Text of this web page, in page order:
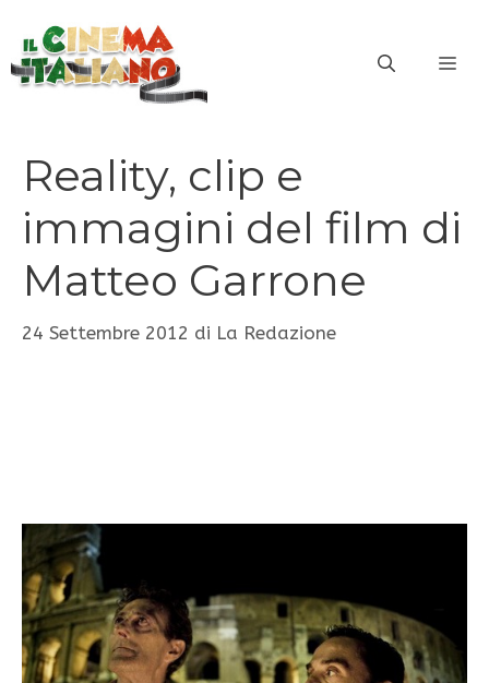
contenuto
Reality, clip e
immagini del film di
Matteo Garrone
24 Settembre 2012 di La Redazione